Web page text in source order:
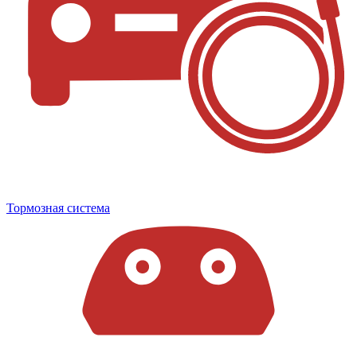
Тормозная система